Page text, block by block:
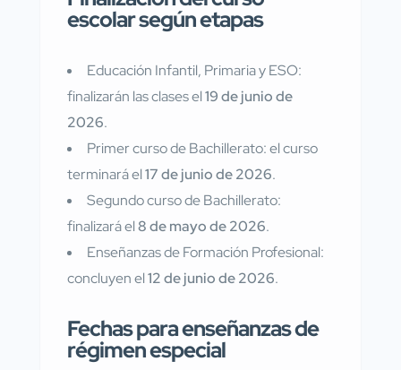
escolar según etapas
Educación Infantil, Primaria y ESO:
finalizarán las clases el19 de junio de
2026.
Primer curso de Bachillerato: el curso
terminará el17 de junio de 2026.
Segundo curso de Bachillerato:
finalizará el8 de mayo de 2026.
Enseñanzas de Formación Profesional:
concluyen el12 de junio de 2026.
Fechas para enseñanzas de
régimen especial